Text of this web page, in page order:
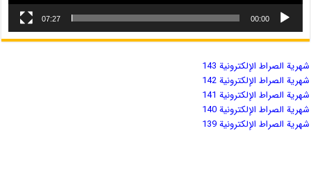
00:00
07:27
شهریة الصراط الإلكترونية 143
شهریة الصراط الإلكترونية 142
شهریة الصراط الإلكترونية 141
شهریة الصراط الإلكترونية 140
شهریة الصراط الإلكترونية 139